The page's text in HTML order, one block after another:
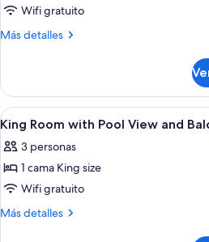
Wifi gratuito
Más detalles
Más
Ver
todas
las
fotos
de
King
5
King Room with Pool View and
3 personas
1 cama King size
Wifi gratuito
Más detalles
Más